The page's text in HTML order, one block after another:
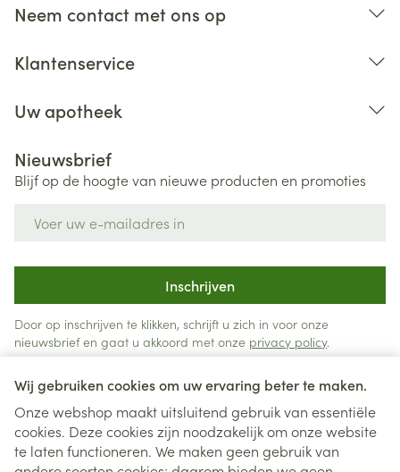
Wij gebruiken cookies om uw ervaring beter te maken.
Onze webshop maakt uitsluitend gebruik van essentiële
cookies. Deze cookies zijn noodzakelijk om onze website
te laten functioneren. We maken geen gebruik van
Neem contact met ons op
Klantenservice
Uw apotheek
Nieuwsbrief
Blijf op de hoogte van nieuwe producten en promoties
Inschrijven
Door op inschrijven te klikken, schrijft u zich in voor onze
nieuwsbrief en gaat u akkoord met onze privacy policy.